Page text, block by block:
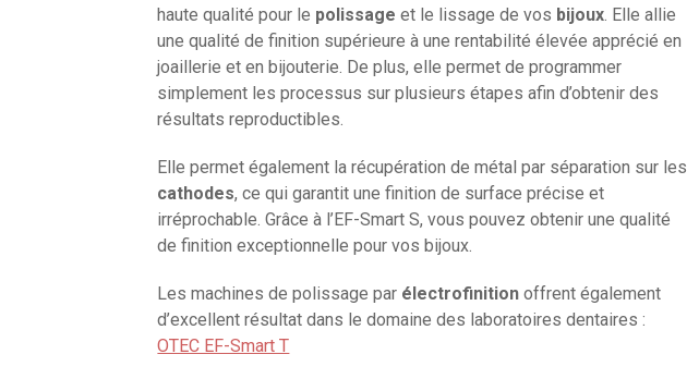
haute qualité pour le polissage et le lissage de vos bijoux . Elle allie
une qualité de finition supérieure à une rentabilité élevée apprécié en
joaillerie et en bijouterie. De plus, elle permet de programmer
simplement les processus sur plusieurs étapes afin d’obtenir des
résultats reproductibles.
Elle permet également la récupération de métal par séparation sur les
cathodes, ce qui garantit une finition de surface précise et
irréprochable. Grâce à l’EF-Smart S, vous pouvez obtenir une qualité
de finition exceptionnelle pour vos bijoux.
Les machines de polissage par électrofinition offrent également
d’excellent résultat dans le domaine des laboratoires dentaires :
OTEC EF-Smart T